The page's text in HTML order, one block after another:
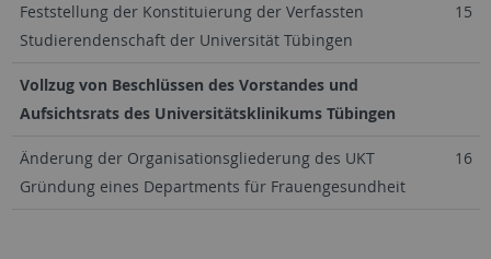
Feststellung der Konstituierung der Verfassten
Studierendenschaft der Universität Tübingen
15
Vollzug von Beschlüssen des Vorstandes und
Aufsichtsrats des Universitätsklinikums Tübingen
Änderung der Organisationsgliederung des UKT
Gründung eines Departments für Frauengesundheit
16